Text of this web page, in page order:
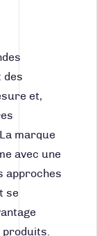
des
et,
marque
avec une
approches
se